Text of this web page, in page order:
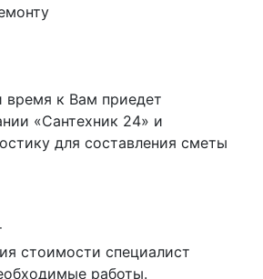
время к Вам приедет
«Сантехник 24» и
для составления сметы
стоимости специалист
работы.